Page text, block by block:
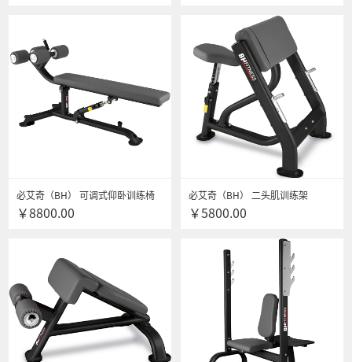
必艾奇（BH） 可调式仰卧训练椅
训练凳L835B进口商用可调式仰卧
￥8800.00
必艾奇（BH） 二头肌训练架
L830B多功能 力量综合训练器 健身
￥5800.00